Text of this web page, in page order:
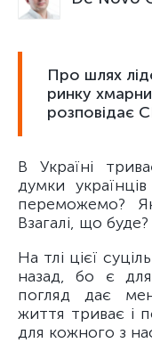
Про шлях
ринку
розповідає
В Україні
думки
переможемо?
Взагалі, що буде?
На тлі цієї
назад, бо є
погляд дає
життя триває і
для кожного з